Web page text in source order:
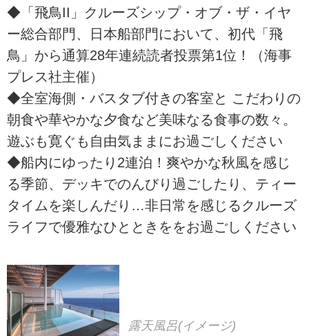
◆「飛鳥II」クルーズシップ・オブ・ザ・イヤ
ー総合部門、日本船部門において、初代「飛
鳥」から通算28年連続読者投票第1位！（海事
プレス社主催）
◆全室海側・バスタブ付きの客室と こだわりの
朝食や華やかな夕食など美味なる食事の数々。
遊ぶも寛ぐも自由気ままにお過ごしください
◆船内にゆったり2連泊！爽やかな秋風を感じ
る季節、デッキでのんびり過ごしたり、ティー
タイムを楽しんだり…非日常を感じるクルーズ
ライフで優雅なひとときををお過ごしください
露天風呂(イメージ)